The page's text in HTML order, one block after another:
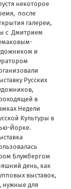
некоторое
после
галереи,
с Дмитрием
и
Русских
в
Недели
Культуры в
Йорке.
Блумбергом
день, как
выставок,
нужные для